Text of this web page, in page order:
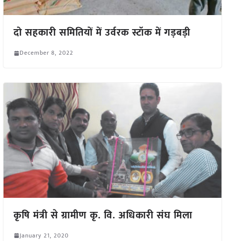
दो सहकारी समितियों में उर्वरक स्टॉक में गड़बड़ी
December 8, 2022
कृषि मंत्री से ग्रामीण कृ. वि. अधिकारी संघ मिला
January 21, 2020